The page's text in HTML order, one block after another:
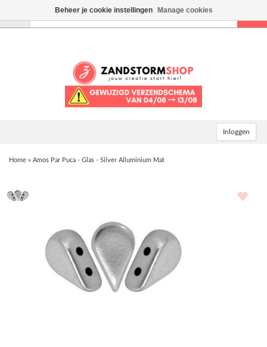
Inloggen
Home » Amos Par Puca - Glas - Silver Alluminium Mat
Beheer je cookie instellingen Manage cookies